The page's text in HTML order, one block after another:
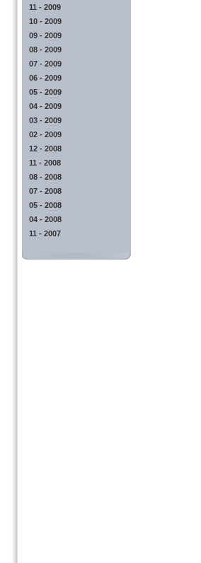
11 - 2009
10 - 2009
09 - 2009
08 - 2009
07 - 2009
06 - 2009
05 - 2009
04 - 2009
03 - 2009
02 - 2009
12 - 2008
11 - 2008
08 - 2008
07 - 2008
05 - 2008
04 - 2008
11 - 2007